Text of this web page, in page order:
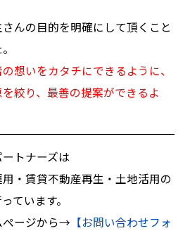
んの目的を明確にして頂くこと
想いをカタチにできるように、
絞り、最善の提案ができるよ
トナーズは
・賃貸不動産再生・土地活用の
ています。
ページから→ 【お問い合わせフォ